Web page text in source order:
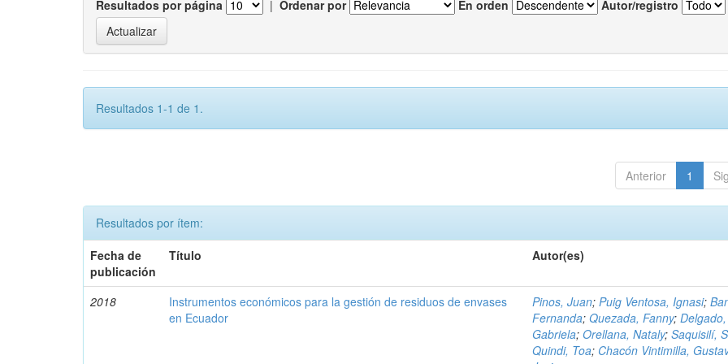
Resultados por página | Ordenar por En orden Autor/registro
Resultados 1-1 de 1.
Anterior 1
Resultados por ítem:
Fecha de
publicación
Título Autor(es)
2018
Instrumentos económicos para la gestión de residuos de envases
en Ecuador
Pinos, Juan;Puig Ventosa, Ignasi;
Fernanda;Quezada, Fanny;Delgado,
Gabriela;Orellana, Nataly;Saquisilí,
Quindi, Toa; Chacón Vintimilla,